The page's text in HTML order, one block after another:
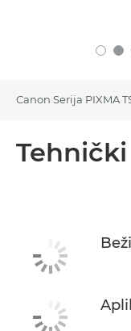
Canon Serija PIXMA
KUPITE TINTU